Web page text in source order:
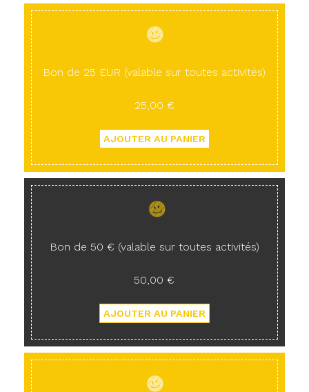
Bon de 25 EUR (valable sur toutes activités)
25,00 €
Bon de 50 € (valable sur toutes activités)
50,00 €